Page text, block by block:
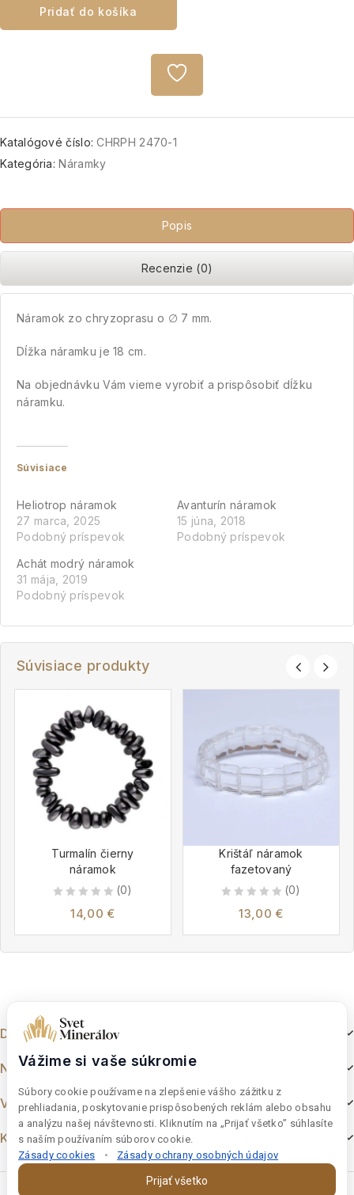
Pridať do košíka
Katalógové číslo:CHRPH 2470-1
Kategória:Náramky
Popis
Recenzie (0)
Náramok zo chryzoprasu o ∅ 7 mm.
Dĺžka náramku je 18 cm.
Na objednávku Vám vieme vyrobiť a prispôsobiť dĺžku
náramku.
Súvisiace
Heliotrop náramok
27 marca, 2025
Podobný príspevok
Avanturín náramok
15 júna, 2018
Podobný príspevok
Achát modrý náramok
31 mája, 2019
Podobný príspevok
Súvisiace produkty
Turmalín čierny
náramok
(0)
14,00 €
Krištáľ náramok
fazetovaný
(0)
13,00 €
Dokumenty
Nakupovanie
Výber z e-shopu
Kontakt
Vážime si vaše súkromie
Súbory cookie používame na zlepšenie vášho zážitku z
prehliadania, poskytovanie prispôsobených reklám alebo obsahu
a analýzu našej návštevnosti. Kliknutím na „Prijať všetko” súhlasíte
s naším používaním súborov cookie.
Zásady cookies
• Zásady ochrany osobných údajov
Prijať všetko